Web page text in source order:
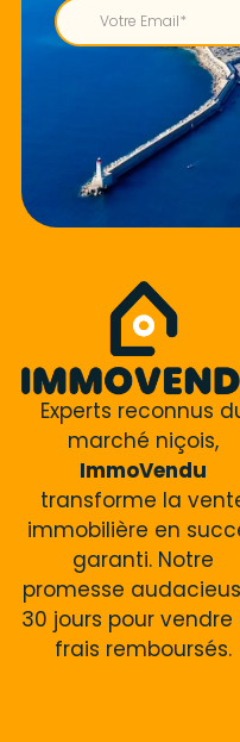
Experts reconnus
marché niçois,
ImmoVendu
transforme la
immobilière en
garanti. Notre
promesse
30 jours pour vendre
frais remboursés.